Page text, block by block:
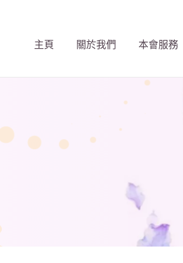
主頁 關於我們 本會服務